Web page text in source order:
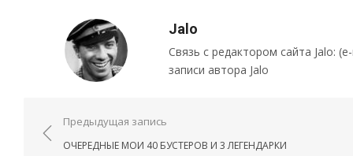
Jalo
Связь с редактором сайта Jalo:
записи автора Jalo
Навигация по записям
Предыдущая запись
ОЧЕРЕДНЫЕ МОИ 40 БУСТЕРОВ И 3 ЛЕГЕНДАРКИ